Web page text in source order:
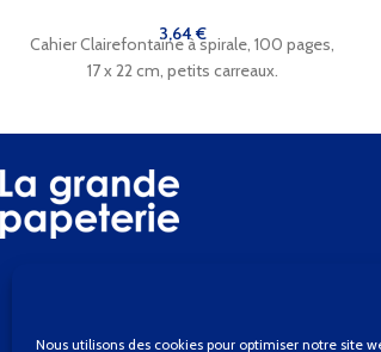
Nous utilisons des cookies pour optimiser notre site
3,64€
Cahier Clairefontaine à spirale, 100 pages,
17 x 22 cm, petits carreaux.